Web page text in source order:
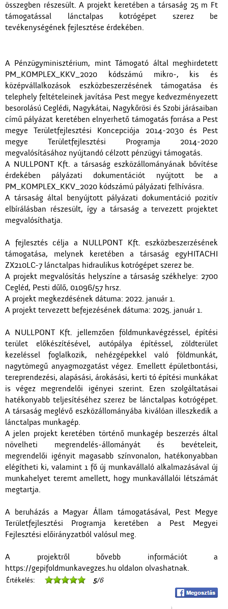
összegben részesült. A projekt keretében a társaság 25 m Ft
támogatással lánctalpas kotrógépet szerez be
tevékenységének fejlesztése érdekében.
A Pénzügyminisztérium, mint Támogató által meghirdetett
PM_KOMPLEX_KKV_2020 kódszámú mikro-, kis és
középvállalkozások eszközbeszerzésének támogatása és
telephely feltételeinek javítása Pest megye kedvezményezett
besorolású Ceglédi, Nagykátai, Nagykőrösi és Szobi járásaiban
című pályázat keretében elnyerhető támogatás forrása a Pest
megye Területfejlesztési Koncepciója 2014-2030 és Pest
megye Területfejlesztési Programja 2014-2020
megvalósításához nyújtandó célzott pénzügyi támogatás.
A NULLPONT Kft. a társaság eszközállományának bővítése
érdekében pályázati dokumentációt nyújtott be a
PM_KOMPLEX_KKV_2020 kódszámú pályázati felhívásra.
A társaság által benyújtott pályázati dokumentáció pozitív
elbírálásban részesült, így a társaság a tervezett projektet
megvalósíthatja.
A fejlesztés célja a NULLPONT Kft. eszközbeszerzésének
támogatása, melynek keretében a társaság egyHITACHI
ZX210LC-7 lánctalpas hidraulikus kotrógépet szerez be.
A projekt megvalósítás helyszíne a társaság székhelye: 2700
Cegléd, Pesti dűlő, 01096/57 hrsz.
A projekt megkezdésének dátuma: 2022. január 1.
A projekt tervezett befejezésének dátuma: 2025. január 1.
A NULLPONT Kft. jellemzően földmunkavégzéssel, építési
terület előkészítésével, autópálya építéssel, zöldterület
kezeléssel foglalkozik, nehézgépekkel való földmunkát,
nagytömegű anyagmozgatást végez. Emellett épületbontási,
tereprendezési, alapásási, árokásási, kerti tó építési munkákat
is végez megrendelői igényei szerint. Ezen szolgáltatásai
hatékonyabb teljesítéséhez szerez be lánctalpas kotrógépet.
A társaság meglévő eszközállományába kiválóan illeszkedik a
lánctalpas munkagép.
A jelen projekt keretében történő munkagép beszerzés által
növelheti megrendelés-állományát és bevételeit,
megrendelői igényit magasabb színvonalon, hatékonyabban
elégítheti ki, valamint 1 fő új munkavállaló alkalmazásával új
munkahelyet teremt amellett, hogy munkavállalói létszámát
megtartja.
A beruházás a Magyar Állam támogatásával, Pest Megye
Területfejlesztési Programja keretében a Pest Megyei
Fejlesztési előirányzatból valósul meg.
A projektről bővebb információt a
https://gepifoldmunkavegzes.hu oldalon olvashatnak.
Értékelés: 5/6